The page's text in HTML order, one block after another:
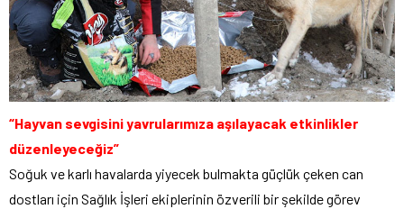
“Hayvan sevgisini yavrularımıza aşılayacak etkinlikler
düzenleyeceğiz”
Soğuk ve karlı havalarda yiyecek bulmakta güçlük çeken can
dostları için Sağlık İşleri ekiplerinin özverili bir şekilde görev